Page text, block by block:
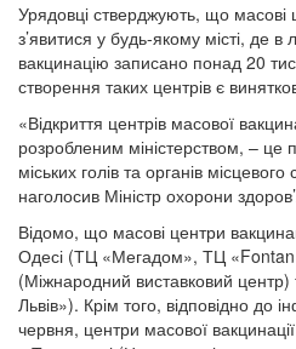
Урядовці стверджують, що масові
з’явитися у будь-якому місті, де в
вакцинацію записано понад 20
створення таких центрів є
«Відкриття центрів масової
розробленим міністерством, – це
міських голів та органів
наголосив Міністр охорони
Відомо, що масові центри
Одесі (ТЦ «Мегадом», ТЦ
(Міжнародний виставковий центр)
Львів»). Крім того, відповідно до
червня, центри масової